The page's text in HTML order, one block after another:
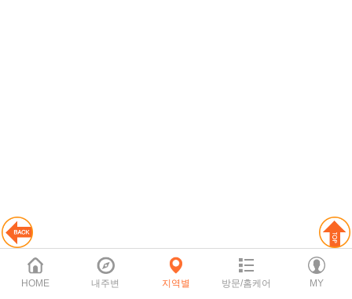
HOME 내주변 지역별 방문/홈케어 MY